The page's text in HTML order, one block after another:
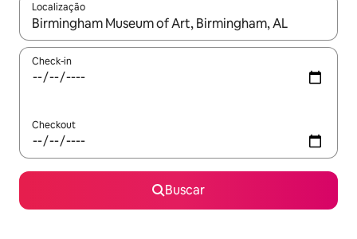
Localização
Quando os resultados estiverem disponíveis, explore-os
Check-in
Checkout
Buscar